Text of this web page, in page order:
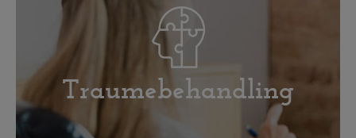
Traumebehandling